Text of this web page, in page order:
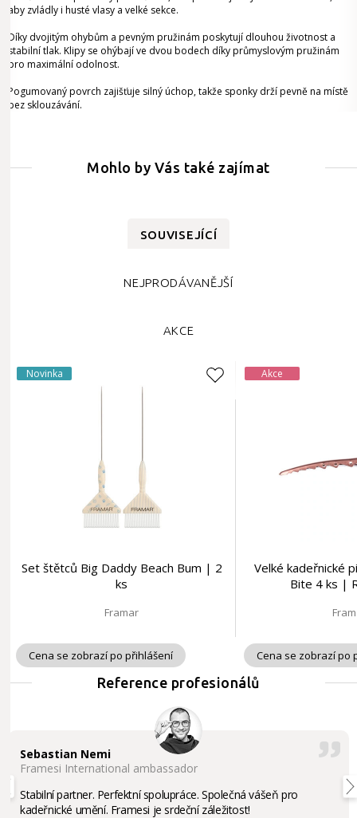
aby zvládly i husté vlasy a velké sekce.
Díky dvojitým ohybům a pevným pružinám poskytují dlouhou životnost a
stabilní tlak. Klipy se ohýbají ve dvou bodech díky průmyslovým pružinám
pro maximální odolnost.
Pogumovaný povrch zajišťuje silný úchop, takže sponky drží pevně na místě
bez sklouzávání.
Mohlo by Vás také zajímat
SOUVISEJÍCÍ
NEJPRODÁVANĚJŠÍ
AKCE
Novinka
Set štětců Big Daddy Beach Bum | 2
ks
Framar
Cena se zobrazí po přihlášení
Akce
Velké kadeřnické
Bite 4 ks |
Cena se zobrazí po
Reference profesionálů
Sebastian Nemi
Framesi International ambassador
Stabilní partner. Perfektní spolupráce. Společná vášeň pro
kadeřnické umění. Framesi je srdeční záležitost!